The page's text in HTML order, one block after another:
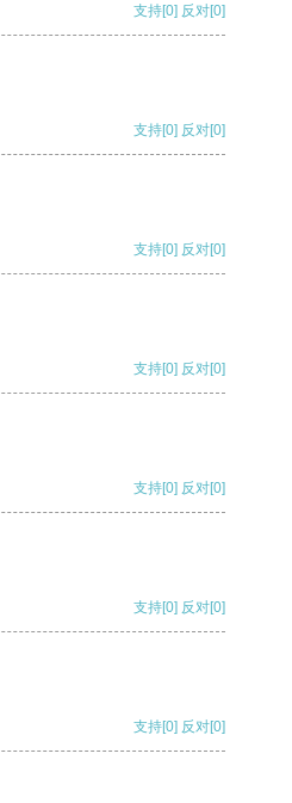
支持[0] 反对[0]
支持[0] 反对[0]
支持[0] 反对[0]
支持[0] 反对[0]
支持[0] 反对[0]
支持[0] 反对[0]
支持[0] 反对[0]